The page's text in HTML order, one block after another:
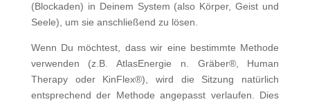
(Blockaden) in Deinem System (also Körper, Geist und
Seele), um sie anschließend zu lösen.
Wenn Du möchtest, dass wir eine bestimmte Methode
verwenden (z.B. AtlasEnergie n. Gräber®, Human
Therapy oder KinFlex®), wird die Sitzung natürlich
entsprechend der Methode angepasst verlaufen. Dies